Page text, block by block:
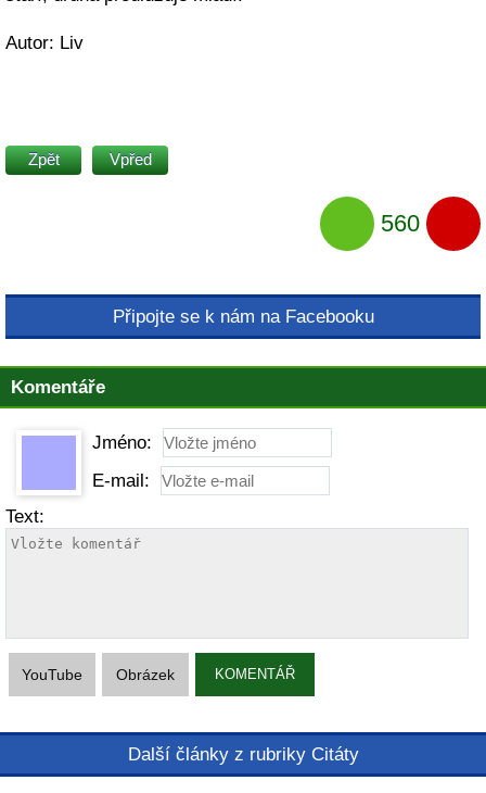
Autor: Liv
Zpět Vpřed
560
Připojte se k nám na Facebooku
Komentáře
Jméno:
E-mail:
Text:
YouTube Obrázek KOMENTÁŘ
Další články z rubriky Citáty